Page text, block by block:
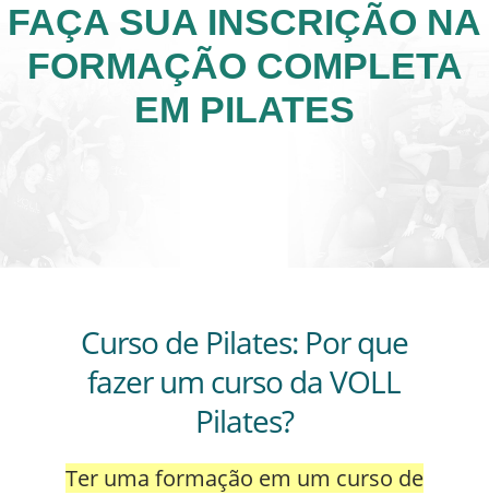
FAÇA SUA INSCRIÇÃO NA
FORMAÇÃO COMPLETA
EM PILATES
Curso de Pilates: Por que
fazer um curso da VOLL
Pilates?
Ter uma formação em um curso de